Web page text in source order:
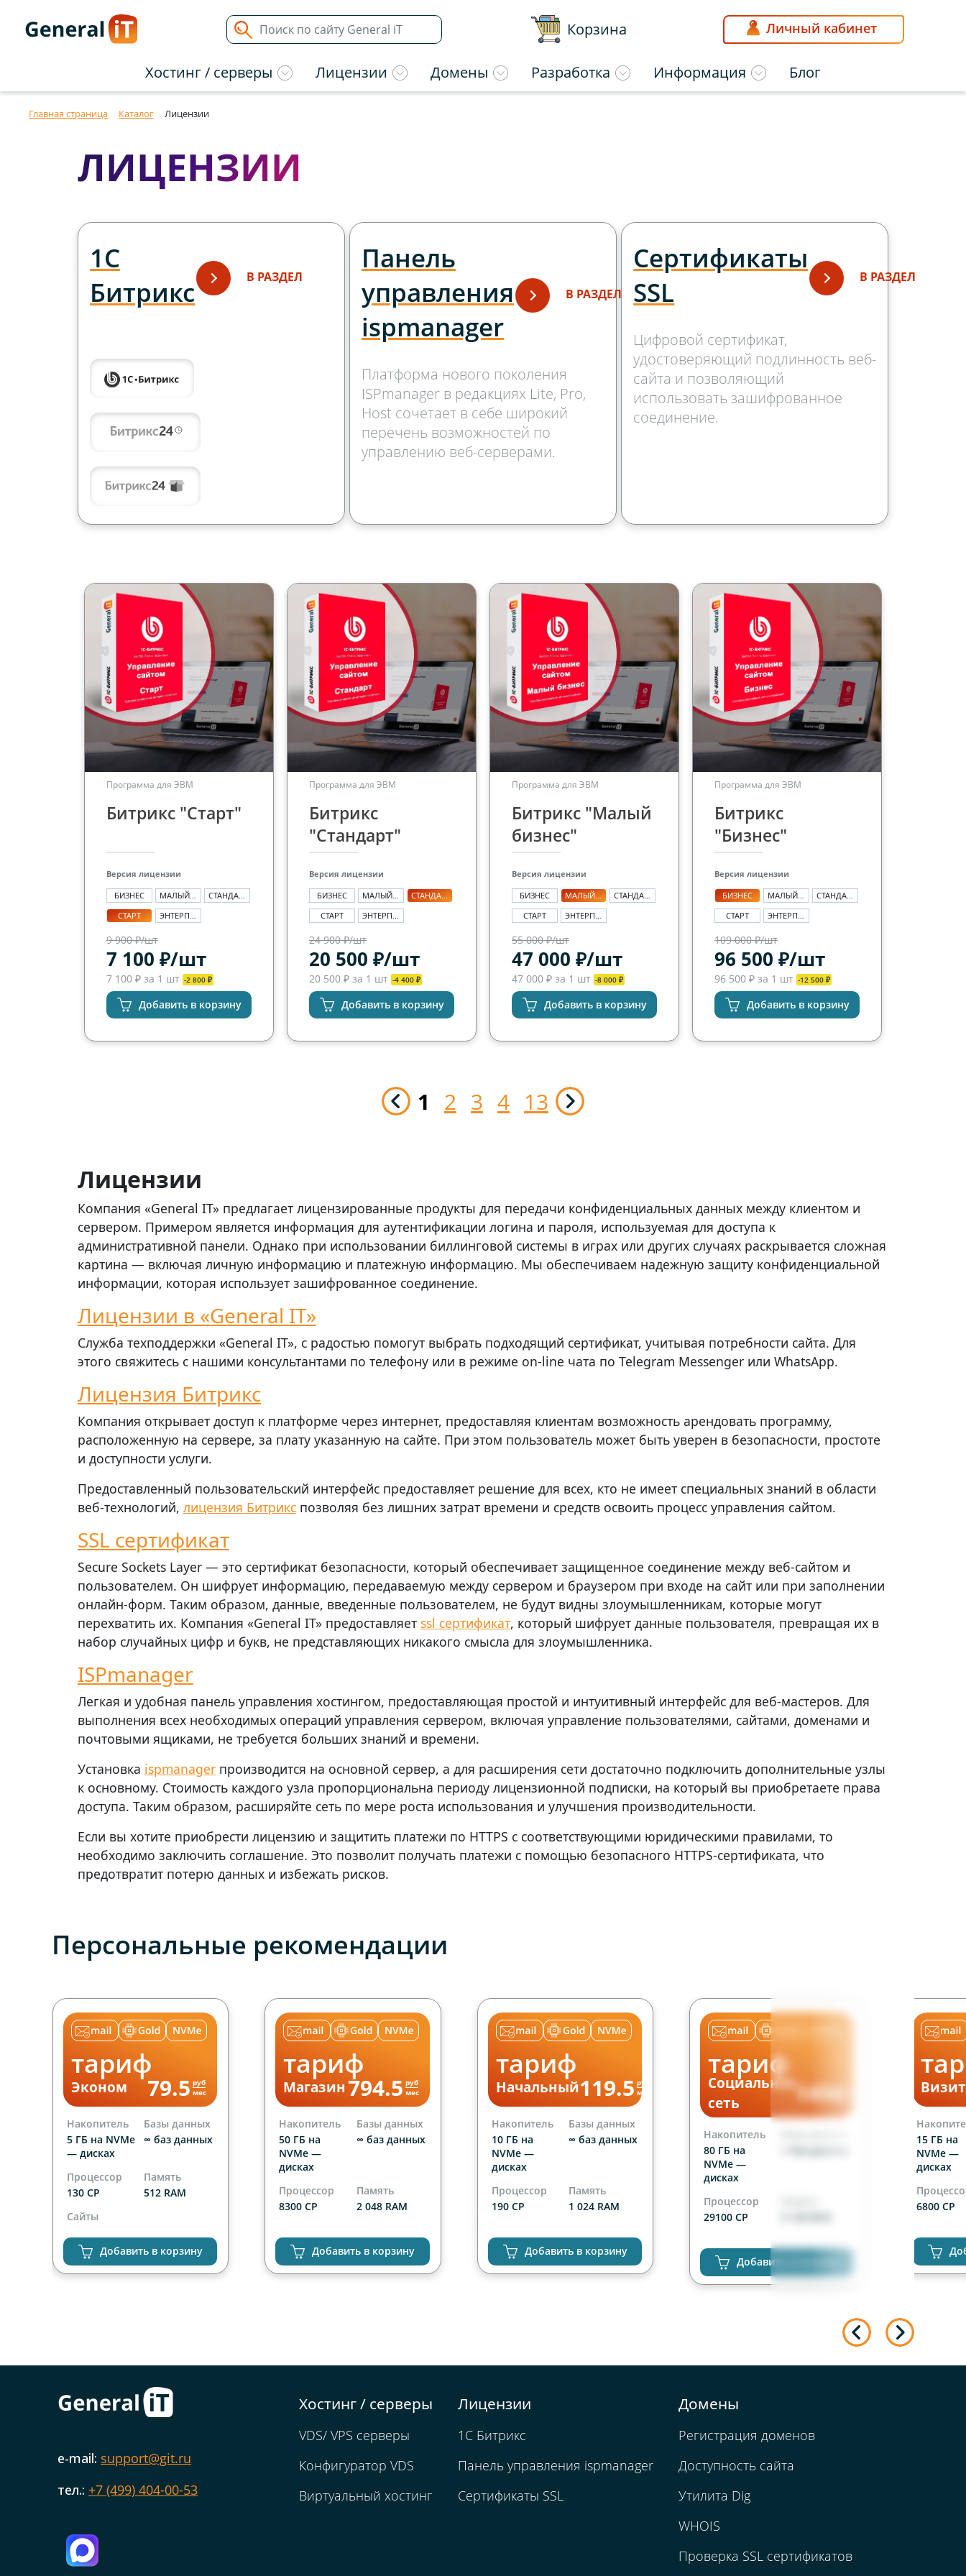
Корзина Личный кабинет
Хостинг / серверы Лицензии Домены Разработка Информация Блог
Главная страница Каталог Лицензии
ЛИЦЕНЗИИ
1С
Битрикс
В РАЗДЕЛ
Панель
управления
ispmanager
В РАЗДЕЛ
Платформа нового поколения
ISPmanager в редакциях Lite, Pro,
Host сочетает в себе широкий
перечень возможностей по
управлению веб-серверами.
Сертификаты
SSL
В РАЗДЕЛ
Цифровой сертификат,
удостоверяющий подлинность веб-
сайта и позволяющий
использовать зашифрованное
соединение.
Программа для ЭВМ
Битрикс "Старт"
Версия лицензии
БИЗНЕС
МАЛЫЙ БИЗНЕС
СТАНДАРТ
СТАРТ
9 900 ₽/шт
7 100 ₽/шт
7 100 ₽ за 1 шт -2 800 ₽
Добавить в корзину
Программа для ЭВМ
Битрикс
"Стандарт"
Версия лицензии
БИЗНЕС
МАЛЫЙ БИЗНЕС
СТАНДАРТ
СТАРТ
24 900 ₽/шт
20 500 ₽/шт
20 500 ₽ за 1 шт -4 400 ₽
Добавить в корзину
Программа для ЭВМ
Битрикс "Малый
бизнес"
Версия лицензии
БИЗНЕС
МАЛЫЙ БИЗНЕС
СТАНДАРТ
СТАРТ
55 000 ₽/шт
47 000 ₽/шт
47 000 ₽ за 1 шт -8 000 ₽
Добавить в корзину
Программа для ЭВМ
Битрикс
"Бизнес"
Версия лицензии
БИЗНЕС
МАЛЫЙ БИЗНЕС
СТАНДАРТ
СТАРТ
109 000 ₽/шт
96 500 ₽/шт
96 500 ₽ за 1 шт -12 500 ₽
Добавить в корзину
1 2 3 4 13
Лицензии
Компания «General IT» предлагает лицензированные продукты для передачи конфиденциальных данных между клиентом и
сервером. Примером является информация для аутентификации логина и пароля, используемая для доступа к
административной панели. Однако при использовании биллинговой системы в играх или других случаях раскрывается сложная
картина — включая личную информацию и платежную информацию. Мы обеспечиваем надежную защиту конфиденциальной
информации, которая использует зашифрованное соединение.
Лицензии в «General IT»
Служба техподдержки «General IT», с радостью помогут выбрать подходящий сертификат, учитывая потребности сайта. Для
этого свяжитесь с нашими консультантами по телефону или в режиме on-line чата по Telegram Messenger или WhatsApp.
Лицензия Битрикс
Компания открывает доступ к платформе через интернет, предоставляя клиентам возможность арендовать программу,
расположенную на сервере, за плату указанную на сайте. При этом пользователь может быть уверен в безопасности, простоте
и доступности услуги.
Предоставленный пользовательский интерфейс предоставляет решение для всех, кто не имеет специальных знаний в области
веб-технологий, лицензия Битрикс позволяя без лишних затрат времени и средств освоить процесс управления сайтом.
SSL сертификат
Secure Sockets Layer — это сертификат безопасности, который обеспечивает защищенное соединение между веб-сайтом и
пользователем. Он шифрует информацию, передаваемую между сервером и браузером при входе на сайт или при заполнении
онлайн-форм. Таким образом, данные, введенные пользователем, не будут видны злоумышленникам, которые могут
перехватить их. Компания «General IT» предоставляет ssl сертификат, который шифрует данные пользователя, превращая их в
набор случайных цифр и букв, не представляющих никакого смысла для злоумышленника.
ISPmanager
Легкая и удобная панель управления хостингом, предоставляющая простой и интуитивный интерфейс для веб-мастеров. Для
выполнения всех необходимых операций управления сервером, включая управление пользователями, сайтами, доменами и
почтовыми ящиками, не требуется больших знаний и времени.
Установка ispmanager производится на основной сервер, а для расширения сети достаточно подключить дополнительные узлы
к основному. Стоимость каждого узла пропорциональна периоду лицензионной подписки, на который вы приобретаете права
доступа. Таким образом, расширяйте сеть по мере роста использования и улучшения производительности.
Если вы хотите приобрести лицензию и защитить платежи по HTTPS с соответствующими юридическими правилами, то
необходимо заключить соглашение. Это позволит получать платежи с помощью безопасного HTTPS-сертификата, что
предотвратит потерю данных и избежать рисков.
Персональные рекомендации
тариф
Эконом 79.5 руб
мес
Накопитель
5 ГБ на NVMe
— дисках
Базы данных
∞ баз данных
Процессор
130 CP
Память
512 RAM
Сайты
Добавить в корзину
тариф
Магазин794.5 руб
мес
Накопитель
50 ГБ на
NVMe —
дисках
Базы данных
∞ баз данных
Процессор
8300 CP
Память
2 048 RAM
неограниченно
Добавить в корзину
тариф
Начальный119.5 руб
мес
Накопитель
10 ГБ на
NVMe —
дисках
Базы данных
∞ баз данных
Процессор
190 CP
Память
1 024 RAM
1 сайт Добавить в корзину
тариф
Социальная
сеть
1456
Накопитель
80 ГБ на
NVMe —
дисках
Процессор
29100 CP
неограниченно
Добавить в корзину
15 ГБ на
NVMe —
дисках
6800 CP
e-mail: support@git.ru
тел.: +7 (499) 404-00-53
Хостинг / серверы
VDS/ VPS серверы
Конфигуратор VDS
Виртуальный хостинг
Лицензии
1С Битрикс
Панель управления ispmanager
Сертификаты SSL
Домены
Регистрация доменов
Доступность сайта
Утилита Dig
WHOIS
Проверка SSL сертификатов